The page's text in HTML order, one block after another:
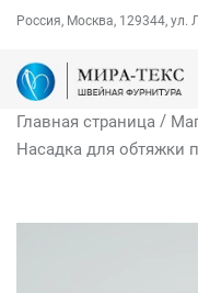
Россия, Москва, 129344, ул.
Главная страница /
Насадка для обтяжки